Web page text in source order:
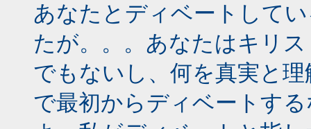
あなたとディベートして
たが。。。あなたはキリ
でもないし、何を真実と
で最初からディベートす